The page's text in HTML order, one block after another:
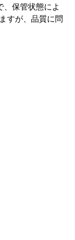
保管状態によ
すが、品質に問